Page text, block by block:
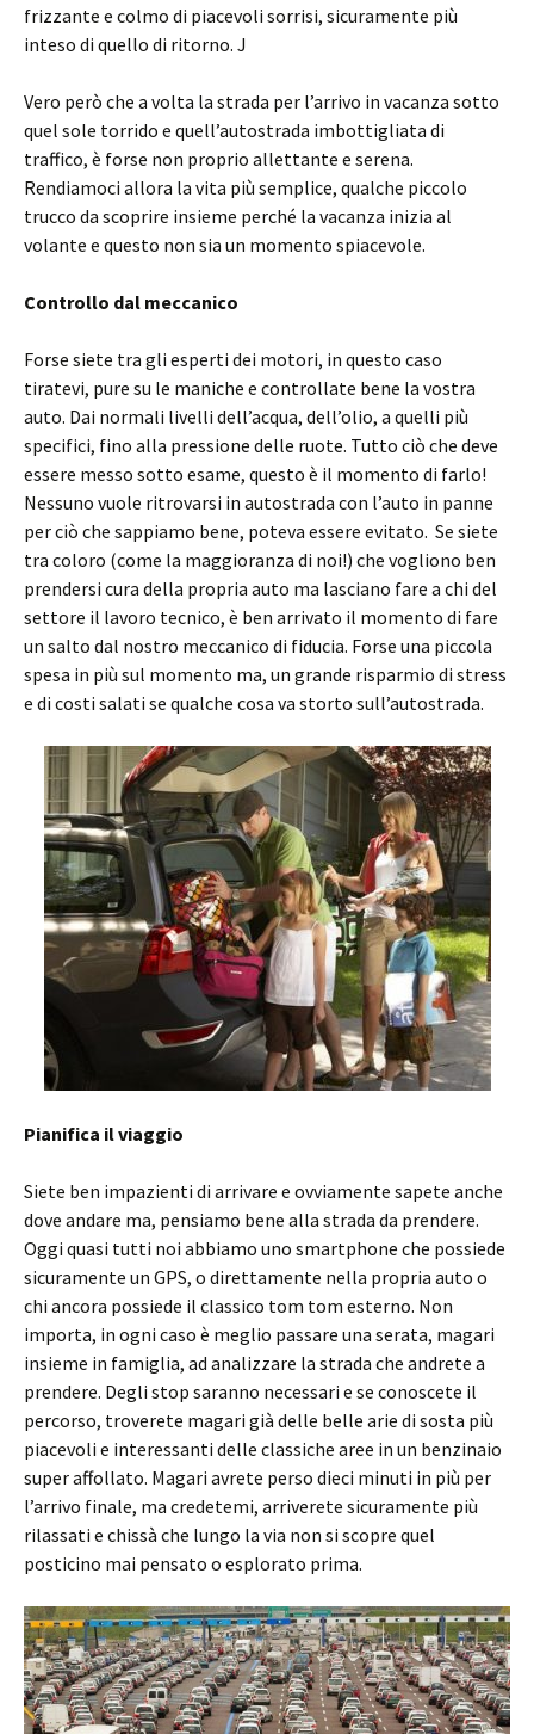
frizzante e colmo di piacevoli sorrisi, sicuramente più
inteso di quello di ritorno. J
Vero però che a volta la strada per l’arrivo in vacanza sotto
quel sole torrido e quell’autostrada imbottigliata di
traffico, è forse non proprio allettante e serena.
Rendiamoci allora la vita più semplice, qualche piccolo
trucco da scoprire insieme perché la vacanza inizia al
volante e questo non sia un momento spiacevole.
Controllo dal meccanico
Forse siete tra gli esperti dei motori, in questo caso
tiratevi, pure su le maniche e controllate bene la vostra
auto. Dai normali livelli dell’acqua, dell’olio, a quelli più
specifici, fino alla pressione delle ruote. Tutto ciò che deve
essere messo sotto esame, questo è il momento di farlo!
Nessuno vuole ritrovarsi in autostrada con l’auto in panne
per ciò che sappiamo bene, poteva essere evitato. Se siete
tra coloro (come la maggioranza di noi!) che vogliono ben
prendersi cura della propria auto ma lasciano fare a chi del
settore il lavoro tecnico, è ben arrivato il momento di fare
un salto dal nostro meccanico di fiducia. Forse una piccola
spesa in più sul momento ma, un grande risparmio di stress
e di costi salati se qualche cosa va storto sull’autostrada.
Pianifica il viaggio
Siete ben impazienti di arrivare e ovviamente sapete anche
dove andare ma, pensiamo bene alla strada da prendere.
Oggi quasi tutti noi abbiamo uno smartphone che possiede
sicuramente un GPS, o direttamente nella propria auto o
chi ancora possiede il classico tom tom esterno. Non
importa, in ogni caso è meglio passare una serata, magari
insieme in famiglia, ad analizzare la strada che andrete a
prendere. Degli stop saranno necessari e se conoscete il
percorso, troverete magari già delle belle arie di sosta più
piacevoli e interessanti delle classiche aree in un benzinaio
super affollato. Magari avrete perso dieci minuti in più per
l’arrivo finale, ma credetemi, arriverete sicuramente più
rilassati e chissà che lungo la via non si scopre quel
posticino mai pensato o esplorato prima.